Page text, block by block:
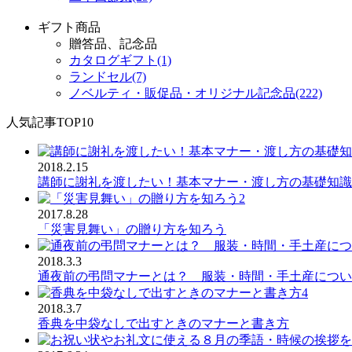
ギフト商品
贈答品、記念品
カタログギフト(1)
ランドセル(7)
ノベルティ・販促品・オリジナル記念品(222)
人気記事TOP10
2018.2.15
講師に謝礼を渡したい！基本マナー・渡し方の基礎知識
2
2017.8.28
「災害見舞い」の贈り方を知ろう
2018.3.3
通夜前の弔問マナーとは？ 服装・時間・手土産につ
4
2018.3.7
香典を中袋なしで出すときのマナーと書き方